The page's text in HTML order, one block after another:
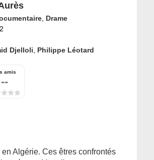
, Drame
Djelloli Philippe Léotard
amis
--
Algérie. Ces êtres confrontés